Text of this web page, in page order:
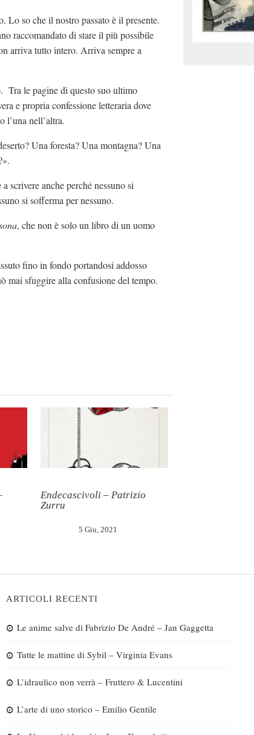
Lo so che il nostro passato è il presente.
raccomandato di stare il più possibile
arriva tutto intero. Arriva sempre a
Tra le pagine di questo suo ultimo
e propria confessione letteraria dove
l’una nell’altra.
Una foresta? Una montagna? Una
scrivere anche perché nessuno si
si sofferma per nessuno.
, che non è solo un libro di un uomo
fino in fondo portandosi addosso
mai sfuggire alla confusione del tempo.
Endecascivoli – Patrizio
Zurru
5 Giu, 2021
ARTICOLI RECENTI
Le anime salve di Fabrizio De André – Jan Gaggetta
Tutte le mattine di Sybil – Virginia Evans
L’idraulico non verrà – Fruttero & Lucentini
L’arte di uno storico – Emilio Gentile